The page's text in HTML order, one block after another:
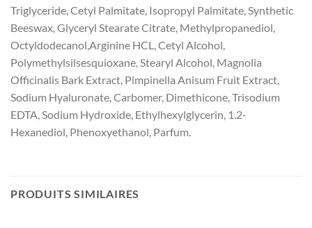
Triglyceride, Cetyl Palmitate, Isopropyl Palmitate, Synthetic
Beeswax, Glyceryl Stearate Citrate, Methylpropanediol,
Octyldodecanol,Arginine HCL, Cetyl Alcohol,
Polymethylsilsesquioxane, Stearyl Alcohol, Magnolia
Officinalis Bark Extract, Pimpinella Anisum Fruit Extract,
Sodium Hyaluronate, Carbomer, Dimethicone, Trisodium
EDTA, Sodium Hydroxide, Ethylhexylglycerin, 1.2-
Hexanediol, Phenoxyethanol, Parfum.
PRODUITS SIMILAIRES